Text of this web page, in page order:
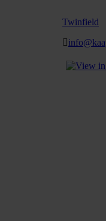
Twinfield